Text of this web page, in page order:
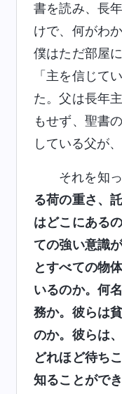
書を読み、長
けで、何がわ
僕はただ部屋
「主を信じて
た。父は長年
もせず、聖書
している父が
それを知
る荷の重さ、
はどこにある
ての強い意識
とすべての物
いるのか。何
務か。彼らは
のか。彼らは
どれほど待ち
知ることがで